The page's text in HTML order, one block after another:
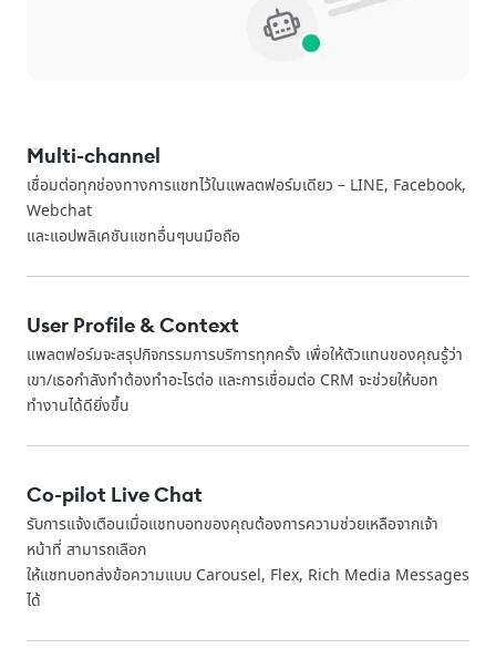
Multi-channel
เชื่อมต่อทุกช่องทางการแชทไว้ในแพลตฟอร์มเดียว – LINE, Facebook,
Webchat
และแอปพลิเคชันแชทอื่นๆบนมือถือ
User Profile & Context
แพลตฟอร์มจะสรุปกิจกรรมการบริการทุกครั้ง เพื่อให้ตัวแทนของคุณรู้ว่า
เขา/เธอกำลังทำต้องทำอะไรต่อ และการเชื่อมต่อ CRM จะช่วยให้บอท
ทำงานได้ดียิ่งขึ้น
Co-pilot Live Chat
รับการแจ้งเตือนเมื่อแชทบอทของคุณต้องการความช่วยเหลือจากเจ้า
หน้าที่ สามารถเลือก
ให้แชทบอทส่งข้อความแบบ Carousel, Flex, Rich Media Messages
ได้